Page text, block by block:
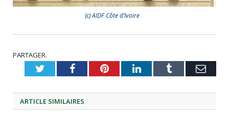
(c) AIDF Côte d’Ivoire
PARTAGER.
TwitterFacebookPinterestLinkedInTumblr
ARTICLE SIMILAIRES